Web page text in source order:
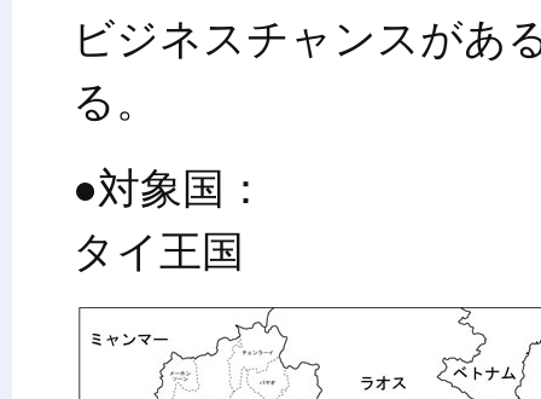
ビジネスチャンスがあ
る。
●対象国：
タイ王国